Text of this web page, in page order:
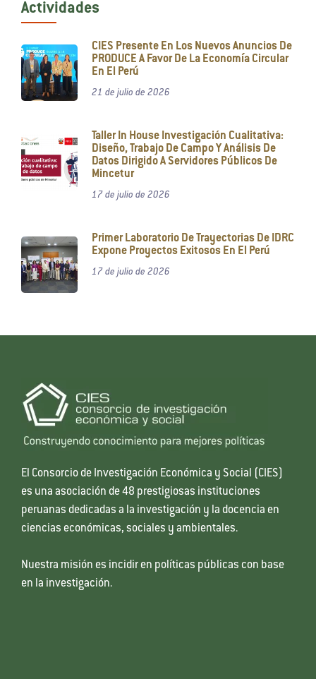
Actividades
CIES Presente En Los Nuevos Anuncios De
PRODUCE A Favor De La Economía Circular
En El Perú
21 de julio de 2026
Taller In House Investigación Cualitativa:
Diseño, Trabajo De Campo Y Análisis De
Datos Dirigido A Servidores Públicos De
Mincetur
17 de julio de 2026
Primer Laboratorio De Trayectorias De IDRC
Expone Proyectos Exitosos En El Perú
17 de julio de 2026
El Consorcio de Investigación Económica y Social (CIES)
es una asociación de 48 prestigiosas instituciones
peruanas dedicadas a la investigación y la docencia en
ciencias económicas, sociales y ambientales.
Nuestra misión es incidir en políticas públicas con base
en la investigación.